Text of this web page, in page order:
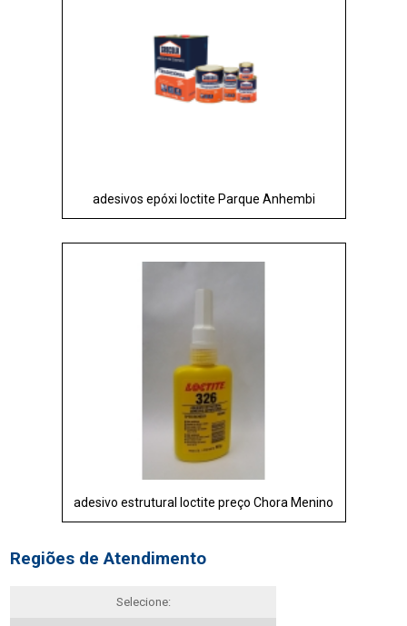
adesivos epóxi loctite Parque Anhembi
adesivo estrutural loctite preço Chora Menino
Regiões de Atendimento
Selecione: